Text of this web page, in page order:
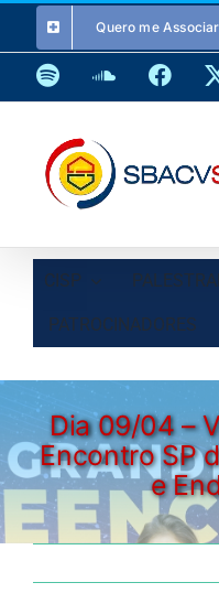
o
conteúdo
Quero me Associar
Spotify
CISP
PATROCINADORES
Dia 09/04 –
Encontro SP
e